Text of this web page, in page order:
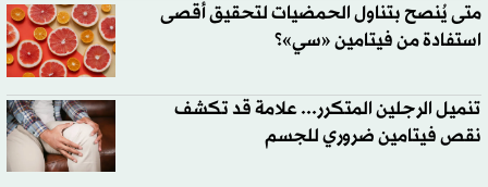
متى يُنصح بتناول الحمضيات لتحقيق أقصى
استفادة من فيتامين «سي»؟
تنميل الرجلين المتكرر... علامة قد تكشف
نقص فيتامين ضروري للجسم